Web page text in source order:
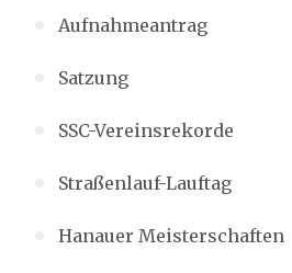
Aufnahmeantrag
Satzung
SSC-Vereinsrekorde
Straßenlauf-Lauftag
Hanauer Meisterschaften